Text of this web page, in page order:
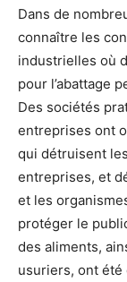
Dans de
connaître les
industrielles où
pour l’abattage
Des sociétés
entreprises ont
qui détruisent
entreprises, et
et les
protéger le
des aliments,
usuriers, ont été